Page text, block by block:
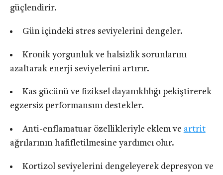
güçlendirir.
Gün içindeki stres seviyelerini dengeler.
Kronik yorgunluk ve halsizlik sorunlarını
azaltarak enerji seviyelerini artırır.
Kas gücünü ve fiziksel dayanıklılığı pekiştirerek
egzersiz performansını destekler.
Anti-enflamatuar özellikleriyle eklem ve artrit
ağrılarının hafifletilmesine yardımcı olur.
Kortizol seviyelerini dengeleyerek depresyon ve